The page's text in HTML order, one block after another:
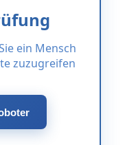
ein Mensch
zuzugreifen